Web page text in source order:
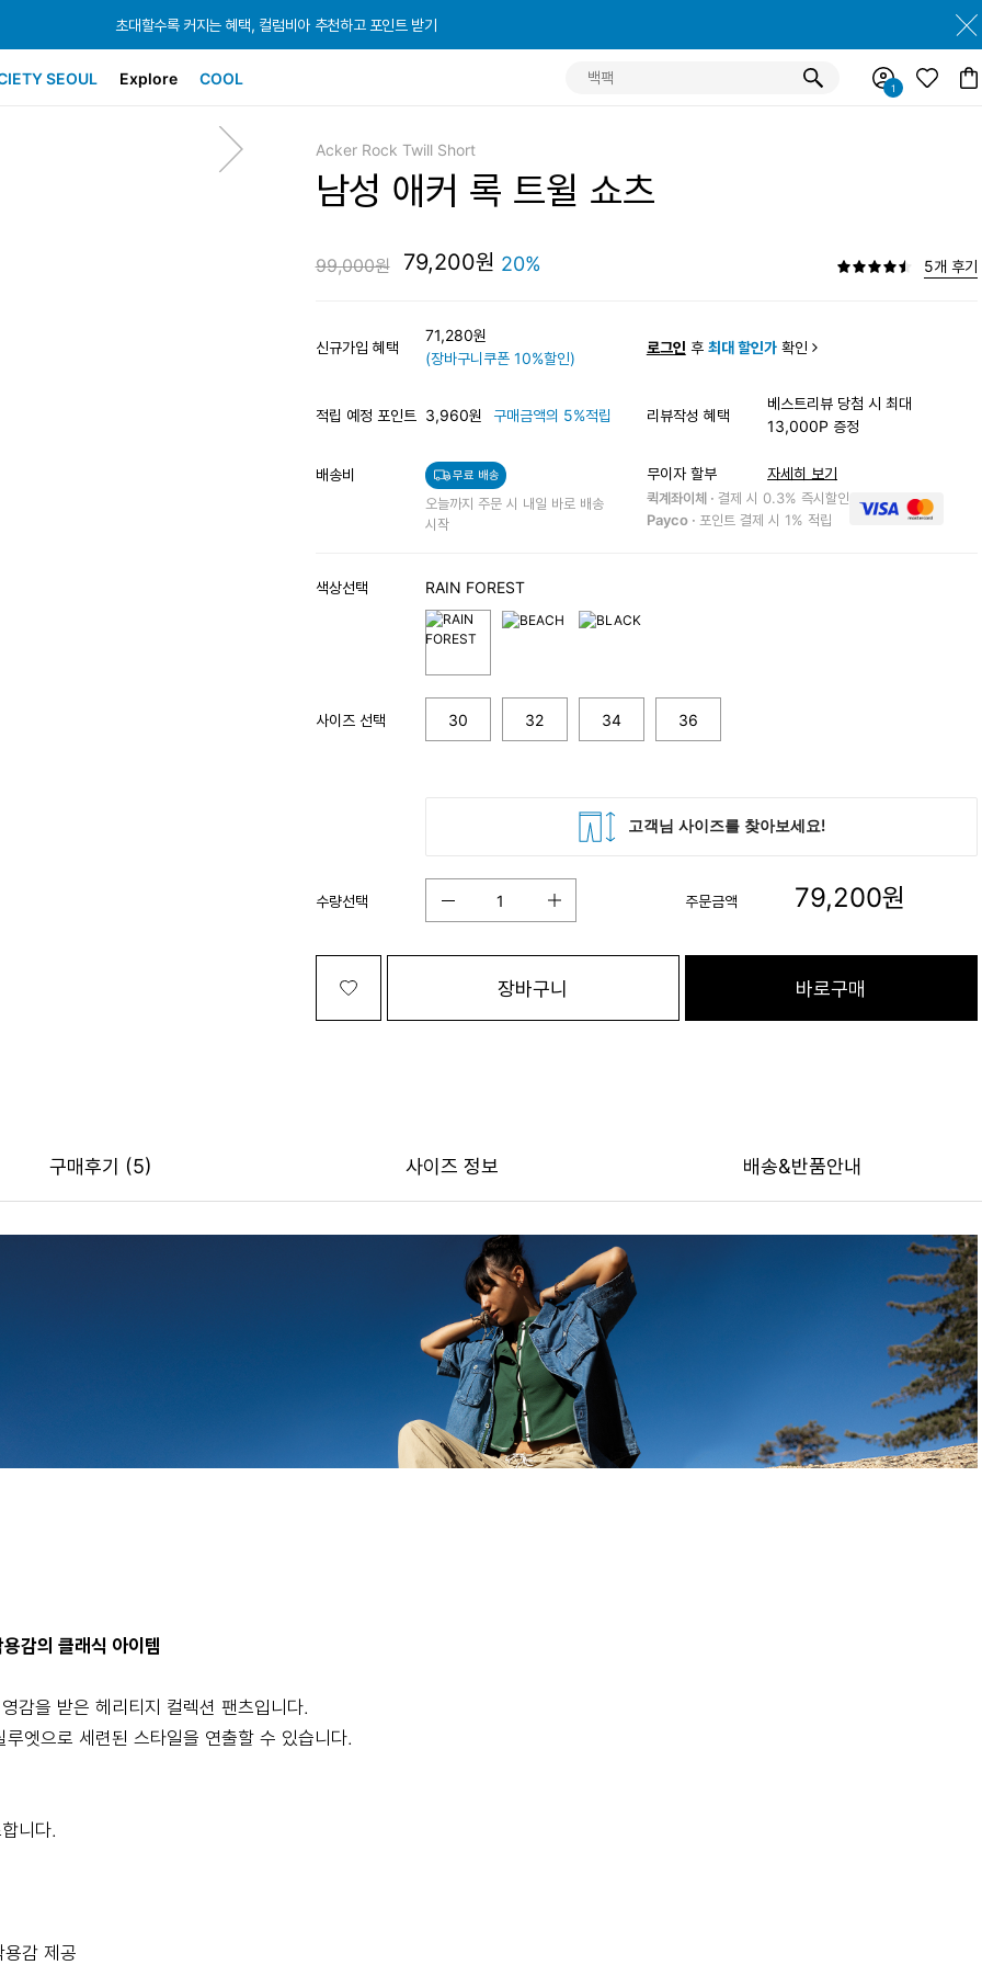
초대할수록 커지는 혜택, 컬럼비아 추천하고 포인트 받기
초대할수록 커지는 혜택, 컬럼비아 추천하고 포인트 받기
초대할수록 커지는 혜택, 컬럼비아 추천하고 포인트 받기
SEOUL Explore COOL
Acker Rock Twill Short
남성 애커 록 트윌 쇼츠
99,000원 79,200원 20% 5개 후기
신규가입 혜택
71,280원
(장바구니쿠폰 10%할인)
로그인 후 최대 할인가확인
적립 예정 포인트 3,960원 구매금액의 5%적립 리뷰작성 혜택
베스트리뷰 당첨 시 최대
13,000P 증정
배송비 무료 배송
오늘까지 주문 시 내일 바로 배송
시작
무이자 할부 자세히 보기
퀵계좌이체 · 결제 시 0.3% 즉시할인
Payco · 포인트 결제 시 1% 적립
색상선택 RAIN FOREST
사이즈 선택 30 32 34 36
수량선택 주문금액 79,200원
장바구니 바로구매
구매후기 (5) 사이즈 정보 배송&반품안내
감의 클래식 아이템
감을 받은 헤리티지 컬렉션 팬츠입니다.
엣으로 세련된 스타일을 연출할 수 있습니다.
니다.
감 제공